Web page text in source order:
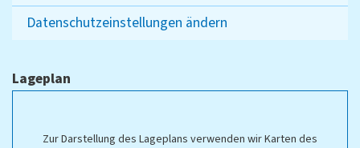
Datenschutzeinstellungen ändern
Lageplan
Zur Darstellung des Lageplans verwenden wir Karten des